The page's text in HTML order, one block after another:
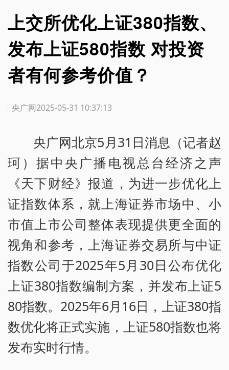
上交所优化上证380指数、
发布上证580指数 对投资
者有何参考价值？
2025-05-31 10:37:13
：央广网
央广网北京5月31日消息（记者赵
珂）据中央广播电视总台经济之声
《天下财经》报道，为进一步优化上
证指数体系，就上海证券市场中、小
市值上市公司整体表现提供更全面的
视角和参考，上海证券交易所与中证
指数公司于2025年5月30日公布优化
上证380指数编制方案，并发布上证5
80指数。2025年6月16日，上证380指
数优化将正式实施，上证580指数也将
发布实时行情。